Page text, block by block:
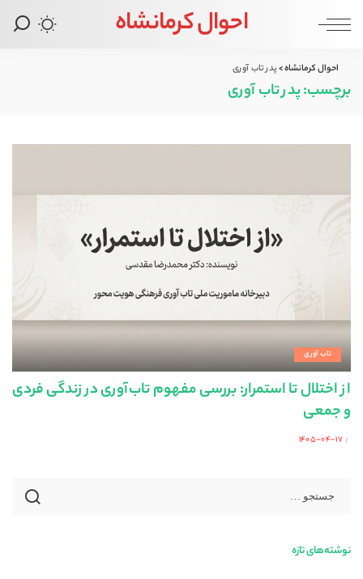
احوال کرمانشاه
احوال کرمانشاه>پدر تاب آوری
برچسب:پدر تاب آوری
تاب آوری
از اختلال تا استمرار: بررسی مفهوم تاب‌آوری در زندگی فردی
و جمعی
Posted
۱۴۰۵-۰۴-۱۷
نوشته‌های تازه